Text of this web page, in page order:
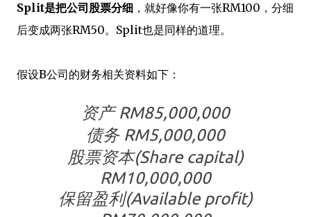
Split是把公司股票分细 ，就好像你有一张RM100，分细
后变成两张RM50。Split也是同样的道理。
假设B公司的财务相关资料如下：
资产 RM85,000,000
债务 RM5,000,000
股票资本(Share capital)
RM10,000,000
保留盈利(Available profit)